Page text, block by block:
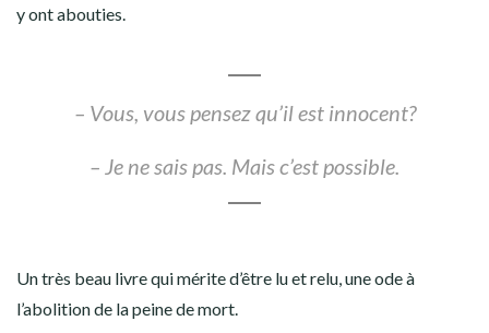
y ont abouties.
– Vous, vous pensez qu’il est innocent?
– Je ne sais pas. Mais c’est possible.
Un très beau livre qui mérite d’être lu et relu, une ode à
l’abolition de la peine de mort.